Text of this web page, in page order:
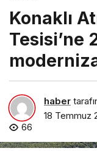
Konaklı
Tesisi’ne
haber
18 Temmuz
66